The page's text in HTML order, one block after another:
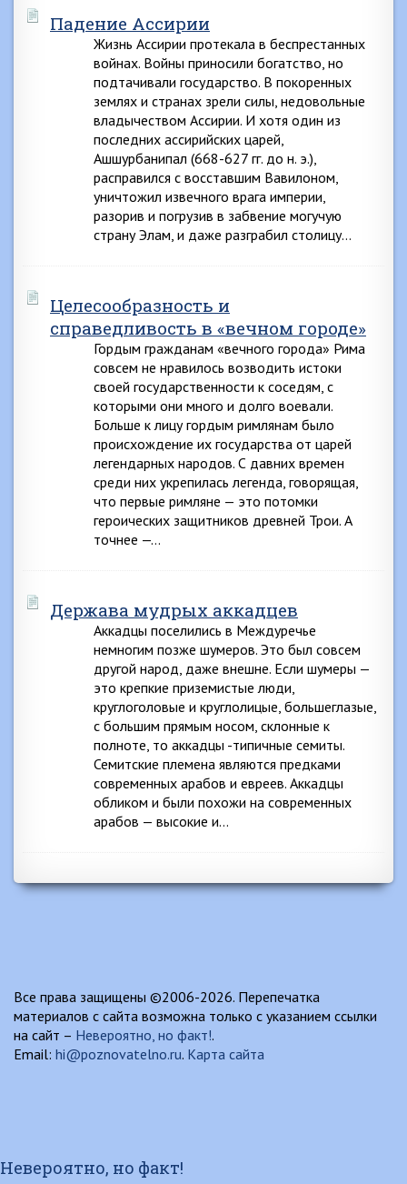
Падение Ассирии
Жизнь Ассирии протекала в беспрестанных
войнах. Войны приносили богатство, но
подтачивали государство. В покоренных
землях и странах зрели силы, недовольные
владычеством Ассирии. И хотя один из
последних ассирийских царей,
Ашшурбанипал (668-627 гг. до н. э.),
расправился с восставшим Вавилоном,
уничтожил извечного врага империи,
разорив и погрузив в забвение могучую
страну Элам, и даже разграбил столицу…
Целесообразность и
справедливость в «вечном городе»
Гордым гражданам «вечного города» Рима
совсем не нравилось возводить истоки
своей государственности к соседям, с
которыми они много и долго воевали.
Больше к лицу гордым римлянам было
происхождение их государства от царей
легендарных народов. С давних времен
среди них укрепилась легенда, говорящая,
что первые римляне — это потомки
героических защитников древней Трои. А
точнее —…
Держава мудрых аккадцев
Аккадцы поселились в Междуречье
немногим позже шумеров. Это был совсем
другой народ, даже внешне. Если шумеры —
это крепкие приземистые люди,
круглоголовые и круглолицые, большеглазые,
с большим прямым носом, склонные к
полноте, то аккадцы -типичные семиты.
Семитские племена являются предками
современных арабов и евреев. Аккадцы
обликом и были похожи на современных
арабов — высокие и…
Все права защищены ©2006-2026. Перепечатка
материалов с сайта возможна только с указанием ссылки
на сайт – Невероятно, но факт!.
Email: hi@poznovatelno.ru. Карта сайта
Невероятно, но факт!